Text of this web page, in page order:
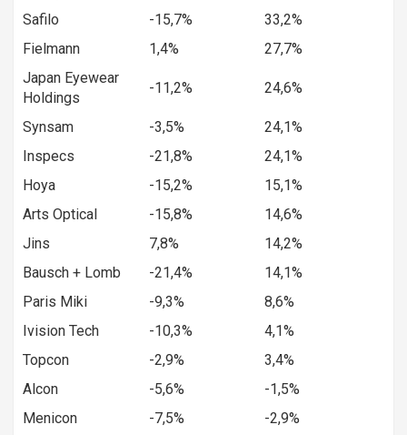
Safilo
-15,7%
33,2%
Fielmann
1,4%
27,7%
Japan Eyewear
Holdings
-11,2% 24,6%
Synsam -3,5%
24,1%
Inspecs
-21,8%
24,1%
Hoya
-15,2%
15,1%
Arts Optical
-15,8%
14,6%
Jins
7,8%
14,2%
Bausch + Lomb
-21,4%
14,1%
Paris Miki
-9,3%
8,6%
Ivision Tech
-10,3%
4,1%
Topcon
-2,9%
3,4%
Alcon
-5,6%
-1,5%
Menicon
-7,5%
-2,9%